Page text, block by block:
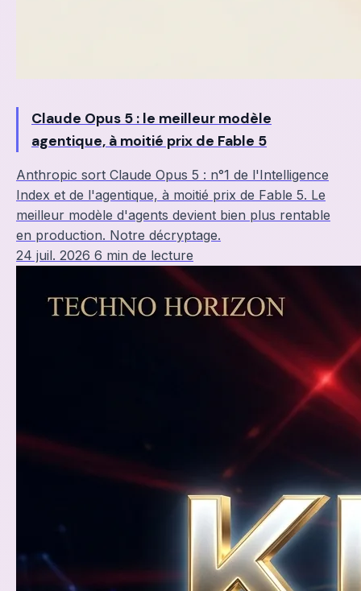
Claude Opus 5 : le meilleur modèle
agentique, à moitié prix de Fable 5
Anthropic sort Claude Opus 5 : n°1 de l'Intelligence
Index et de l'agentique, à moitié prix de Fable 5. Le
meilleur modèle d'agents devient bien plus rentable
en production. Notre décryptage.
24 juil. 2026 6 min de lecture